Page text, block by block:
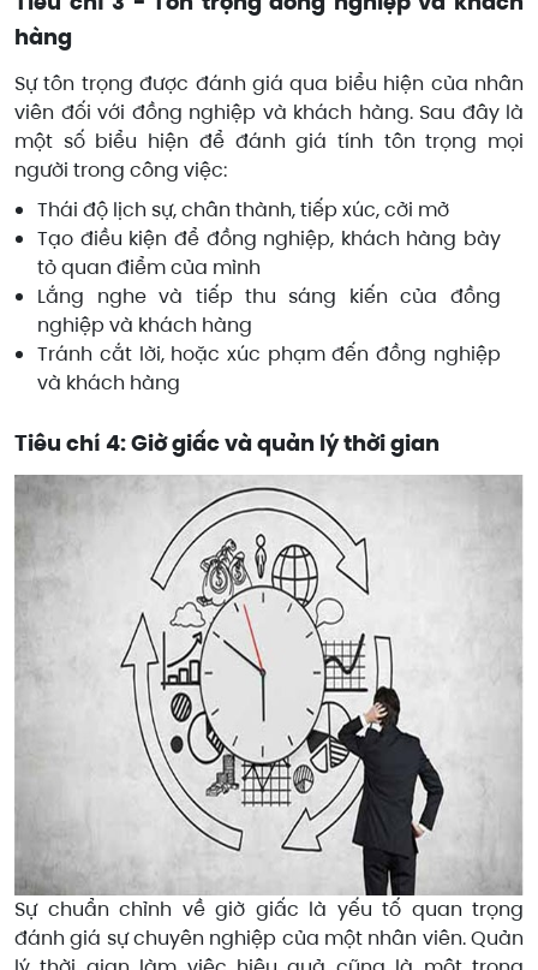
hàng
Sự tôn trọng được đánh giá qua biểu hiện của nhân
viên đối với đồng nghiệp và khách hàng. Sau đây là
một số biểu hiện để đánh giá tính tôn trọng mọi
người trong công việc:
Thái độ lịch sự, chân thành, tiếp xúc, cởi mở
Tạo điều kiện để đồng nghiệp, khách hàng bày
tỏ quan điểm của mình
Lắng nghe và tiếp thu sáng kiến của đồng
nghiệp và khách hàng
Tránh cắt lời, hoặc xúc phạm đến đồng nghiệp
và khách hàng
Tiêu chí 4: Giờ giấc và quản lý thời gian
Sự chuẩn chỉnh về giờ giấc là yếu tố quan trọng
đánh giá sự chuyên nghiệp của một nhân viên. Quản